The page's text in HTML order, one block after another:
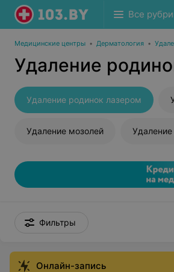
Все
Медицинские центры • Дерматология •
Удаление
Удаление родинок лазером
Удаление мозолей Удаление
Фильтры
Онлайн-запись